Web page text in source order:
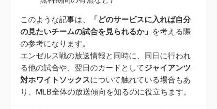
このような記事は、
「どのサービスに入れば自分
の見たいチームの試合を見られるか」 を考える際
の参考になります。
エンゼルス戦の放送情報と同時に、同日に行われ
る他の試合や、翌日のカードとしてジャイアンツ
対ホワイトソックスについて触れている場合もあ
り、MLB全体の放送傾向を知るのに役立ちます。